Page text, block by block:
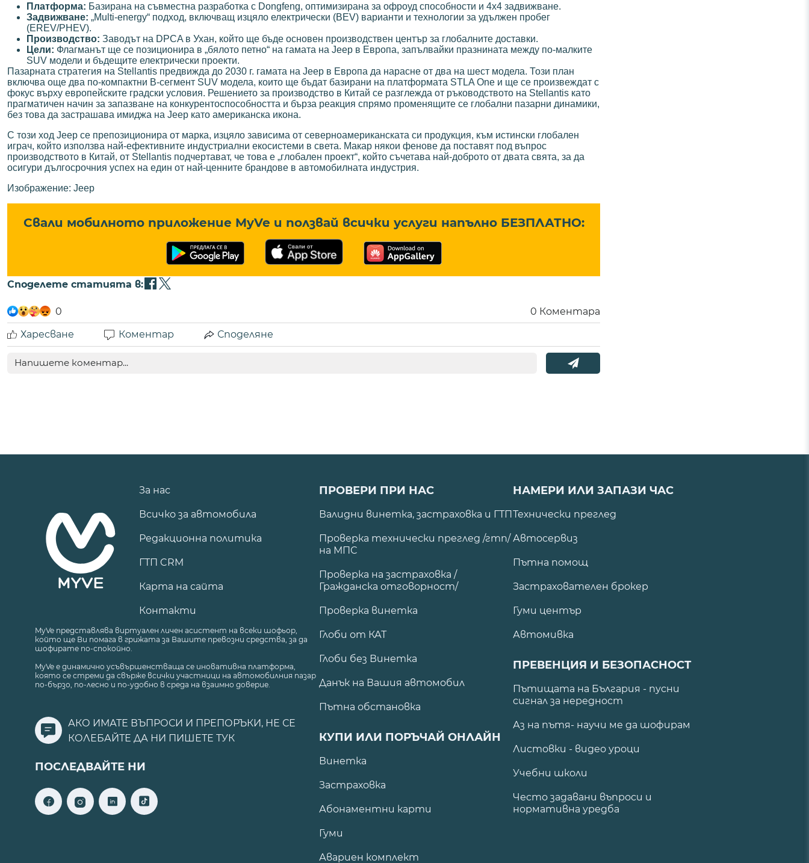
Платформа: Базирана на съвместна разработка с Dongfeng, оптимизирана за офроуд способности и 4x4 задвижване.
Задвижване: „Multi-energy“ подход, включващ изцяло електрически (BEV) варианти и технологии за удължен пробег
(EREV/PHEV).
Производство: Заводът на DPCA в Ухан, който ще бъде основен производствен център за глобалните доставки.
Цели: Флагманът ще се позиционира в „бялото петно“ на гамата на Jeep в Европа, запълвайки празнината между по-малките
SUV модели и бъдещите електрически проекти.
Пазарната стратегия на Stellantis предвижда до 2030 г. гамата на Jeep в Европа да нарасне от два на шест модела. Този план
включва още два по-компактни B-сегмент SUV модела, които ще бъдат базирани на платформата STLA One и ще се произвеждат с
фокус върху европейските градски условия. Решението за производство в Китай се разглежда от ръководството на Stellantis като
прагматичен начин за запазване на конкурентоспособността и бърза реакция спрямо променящите се глобални пазарни динамики,
без това да застрашава имиджа на Jeep като американска икона.
С този ход Jeep се препозиционира от марка, изцяло зависима от северноамериканската си продукция, към истински глобален
играч, който използва най-ефективните индустриални екосистеми в света. Макар някои фенове да поставят под въпрос
производството в Китай, от Stellantis подчертават, че това е „глобален проект“, който съчетава най-доброто от двата свята, за да
осигури дългосрочния успех на един от най-ценните брандове в автомобилната индустрия.
Изображение: Jeep
Свали мобилното приложение MyVe и ползвай всички услуги напълно БЕЗПЛАТНО:
Споделете статията в:
0 0 Коментара
Харесване
Коментар Споделяне
За нас
Всичко за автомобила
Редакционна политика
ГТП CRM
Карта на сайта
Контакти
MyVe представлява виртуален личен асистент на всеки шофьор,
който ще Ви помага в грижата за Вашите превозни средства, за да
шофирате по-спокойно.
MyVe е динамично усъвършенстваща се иновативна платформа,
която се стреми да свърже всички участници на автомобилния пазар
по-бързо, по-лесно и по-удобно в среда на взаимно доверие.
АКО ИМАТЕ ВЪПРОСИ И ПРЕПОРЪКИ, НЕ СЕ
КОЛЕБАЙТЕ ДА НИ ПИШЕТЕ ТУК
ПОСЛЕДВАЙТЕ НИ
ПРОВЕРИ ПРИ НАС
Валидни винетка, застраховка и ГТП
Проверка технически преглед /гтп/
на МПС
Проверка на застраховка /
Гражданска отговорност/
Проверка винетка
Глоби от КАТ
Глоби без Винетка
Данък на Вашия автомобил
Пътна обстановка
КУПИ ИЛИ ПОРЪЧАЙ ОНЛАЙН
Винетка
Застраховка
Абонаментни карти
Гуми
Авариен комплект
НАМЕРИ ИЛИ ЗАПАЗИ ЧАС
Технически преглед
Автосервиз
Пътна помощ
Застрахователен брокер
Гуми център
Автомивка
ПРЕВЕНЦИЯ И БЕЗОПАСНОСТ
Пътищата на България - пусни
сигнал за нередност
Аз на пътя- научи ме да шофирам
Листовки - видео уроци
Учебни школи
Често задавани въпроси и
нормативна уредба